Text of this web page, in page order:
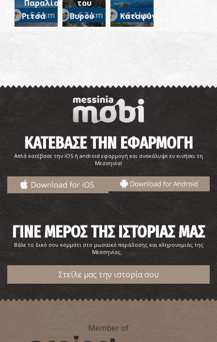
~5.6 km
Παραλία
Ριτσά
~6.2 km
του
Βυρού
~6.4 km
Καταφύγι
ΚΑΤΕΒΑΣΕ ΤΗΝ ΕΦΑΡΜΟΓΗ
Απλά κατέβασε την iOS ή android εφαρμογή και ανακάλυψε εν κινήσει τη
Μεσσηνία!
ΓΙΝΕ ΜΕΡΟΣ ΤΗΣ ΙΣΤΟΡΙΑΣ ΜΑΣ
Βάλε το δικό σου κομμάτι στο μωσαϊκό παράδοσης και κληρονομιάς της
Μεσσηνίας.
Στείλε μας την ιστορία σου
Member of